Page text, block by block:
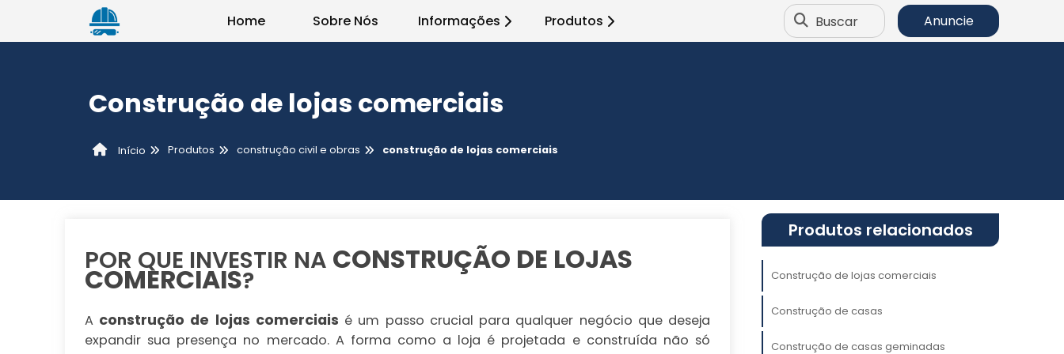
Home Sobre Nós Informações Produtos Buscar Anuncie
Construção de lojas comerciais
Início Produtos construção civil e obras construção de lojas comerciais
POR QUE INVESTIR NA CONSTRUÇÃO DE LOJAS
COMERCIAIS?
A construção de lojas comerciais é um passo crucial para qualquer negócio que deseja
expandir sua presença no mercado. A forma como a loja é projetada e construída não só
Produtos relacionados
Construção de lojas comerciais
Construção de casas
Construção de casas geminadas